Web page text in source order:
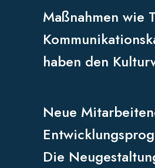
Maßnahmen wie
haben den
Neue
Die